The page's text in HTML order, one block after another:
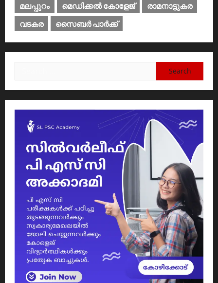
മലപ്പുറം
മെഡിക്കൽ കോളേജ്‌
രാമനാട്ടുകര
വടകര
സൈബര്‍ പാര്‍ക്ക്‌
for: